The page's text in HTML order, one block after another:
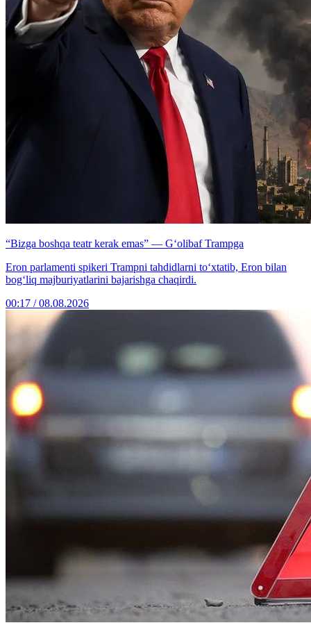
“Bizga boshqa teatr kerak emas” — G‘olibaf Trampga
Eron parlamenti spikeri Trampni tahdidlarni to‘xtatib, Eron bilan
bog‘liq majburiyatlarini bajarishga chaqirdi.
00:17 / 08.08.2026